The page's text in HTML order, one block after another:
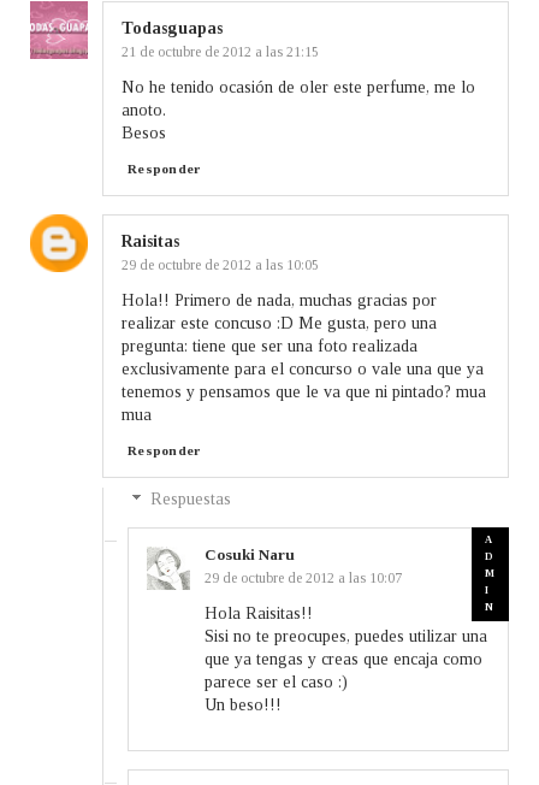
Todasguapas
21 de octubre de 2012 a las 21:15
No he tenido ocasión de oler este perfume, me lo
anoto.
Besos
Responder
Raisitas
29 de octubre de 2012 a las 10:05
Hola!! Primero de nada, muchas gracias por
realizar este concuso :D Me gusta, pero una
pregunta: tiene que ser una foto realizada
exclusivamente para el concurso o vale una que ya
tenemos y pensamos que le va que ni pintado? mua
mua
Responder
Respuestas
Cosuki Naru
29 de octubre de 2012 a las 10:07
Hola Raisitas!!
Sisi no te preocupes, puedes utilizar una
que ya tengas y creas que encaja como
parece ser el caso :)
Un beso!!!